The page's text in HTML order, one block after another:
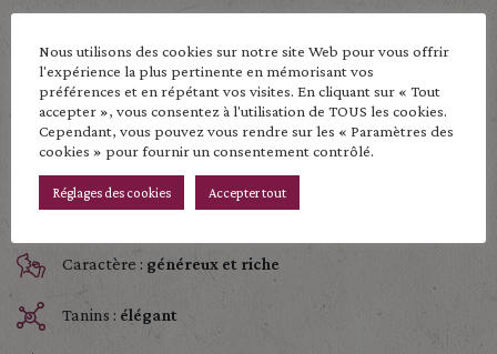
Potentiel Garde : 7 à 10 ans
Robe :Rouge rubis profond
Arômes :fruits rouge, prune,
épicé et florale
Caractère : généreux et riche
Tanins : élégant
Nous utilisons des cookies sur notre site Web pour vous offrir
l'expérience la plus pertinente en mémorisant vos
préférences et en répétant vos visites. En cliquant sur « Tout
accepter », vous consentez à l'utilisation de TOUS les cookies.
Cependant, vous pouvez vous rendre sur les « Paramètres des
cookies » pour fournir un consentement contrôlé.
Réglages des cookies Accepter tout